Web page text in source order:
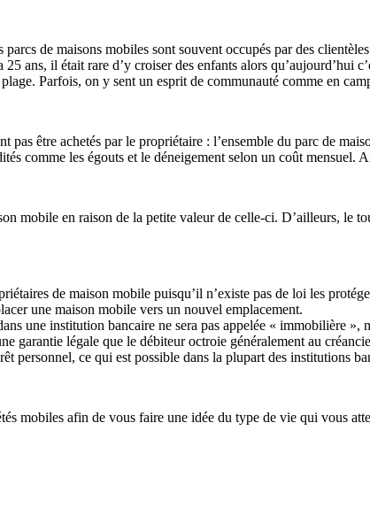
de maisons mobiles sont souvent occupés par des
ans, il était rare d’y croiser des enfants alors qu’aujourd’hui
Parfois, on y sent un esprit de communauté comme en
pas être achetés par le propriétaire : l’ensemble du parc de
comme les égouts et le déneigement selon un coût mensuel.
mobile en raison de la petite valeur de celle-ci. D’ailleurs, le
de maison mobile puisqu’il n’existe pas de loi les
une maison mobile vers un nouvel emplacement.
une institution bancaire ne sera pas appelée « immobilière
garantie légale que le débiteur octroie généralement au
personnel, ce qui est possible dans la plupart des institutions
mobiles afin de vous faire une idée du type de vie qui vous